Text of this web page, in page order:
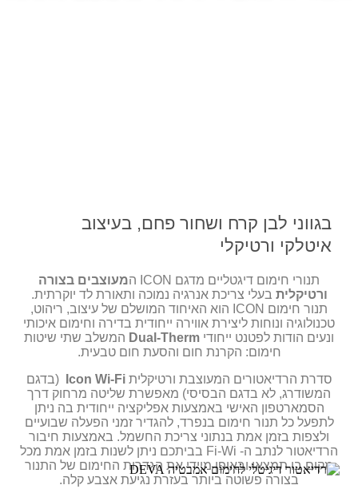
בגווני לבן קרח ושחור פחם, בעיצוב
איטלקי ורטיקלי
תנורי חימום דיגטליים מדגם ICON ה
מעוצבים בצורה
ורטיקלית בעלי צריכת אנרגיה נמוכה ותאורת לד יוקרתית.
תנור חימום ICON הוא האיחוד המושלם של עיצוב, ריהוט,
טכנולוגיה ונוחות ליצירת אווירה ייחודית בדירה וחימום איכותי
ונעים הודות לפטנט ייחודי Dual-Therm המשלב שתי שיטות
חימום: הקרנת חום והסעת חום טבעית.
סדרת הרדיאטורים המעוצבת ורטיקלית
Icon Wi-Fi
(בדגם
המשודרג, לא בדגם הבסיסי) מאפשרת שליטה מרחוק דרך
הסמארטפון האישי באמצעות אפליקציה ייחודית בה ניתן
לתפעל כל תנור חימום בנפרד, להגדיר זמני הפעלה שבועיים
ולצפות בזמן אמת בנתוני צריכת החשמל. באמצעות חיבור
הרדיאטור לנתב ה- Fi-Wi בביתכם ניתן לשנות בזמן אמת מכל
מקום בו תמצאו ובאופן מיידי את הגדרות החימום של התנור
בצורה פשוטה ביותר בעזרת נגיעת אצבע קלה.